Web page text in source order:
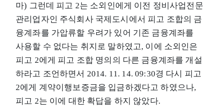
마) 그런데 피고 2는 소외인에게 이전 정비사업전문
관리업자인 주식회사 국제도시에서 피고 조합의 금
융계좌를 가압류할 우려가 있어 기존 금융계좌를
사용할 수 없다는 취지로 말하였고, 이에 소외인은
피고 2에게 피고 조합 명의의 다른 금융계좌를 개설
하라고 조언하면서 2014. 11. 14. 09:30경 다시 피고
2에게 계약이행보증금을 입금하겠다고 하였으나,
피고 2는 이에 대한 확답을 하지 않았다.